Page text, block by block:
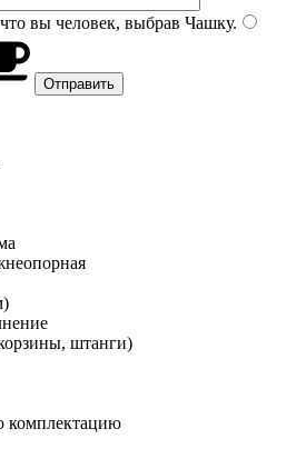
вы человек, выбрав Чашку.
штанги)
комплектацию